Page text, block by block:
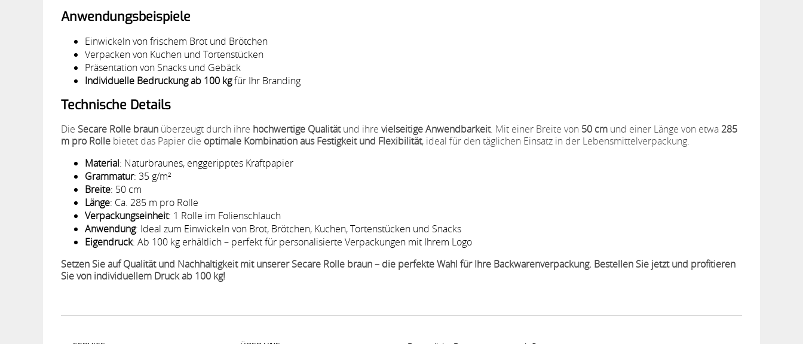
Anwendungsbeispiele
Einwickeln von frischem Brot und Brötchen
Verpacken von Kuchen und Tortenstücken
Präsentation von Snacks und Gebäck
Individuelle Bedruckung ab 100 kgfür Ihr Branding
Technische Details
Die Secare Rolle braun überzeugt durch ihre hochwertige Qualitätund ihre vielseitige Anwendbarkeit. Mit einer Breite von 50 cm und einer Länge von etwa 285
m pro Rolle bietet das Papier die optimale Kombination aus Festigkeit und Flexibilität, ideal für den täglichen Einsatz in der Lebensmittelverpackung.
Material: Naturbraunes, enggeripptes Kraftpapier
Grammatur: 35 g/m²
Breite: 50 cm
Länge: Ca. 285 m pro Rolle
Verpackungseinheit: 1 Rolle im Folienschlauch
Anwendung: Ideal zum Einwickeln von Brot, Brötchen, Kuchen, Tortenstücken und Snacks
Eigendruck: Ab 100 kg erhältlich – perfekt für personalisierte Verpackungen mit Ihrem Logo
Setzen Sie auf Qualität und Nachhaltigkeit mit unserer Secare Rolle braun – die perfekte Wahl für Ihre Backwarenverpackung. Bestellen Sie jetzt und profitieren
Sie von individuellem Druck ab 100 kg!